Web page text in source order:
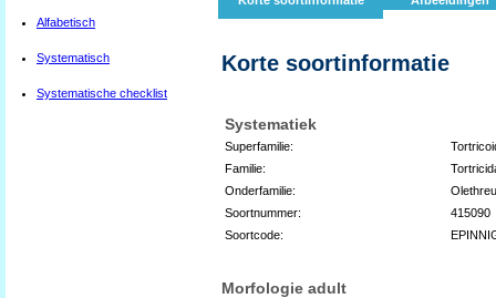
Alfabetisch
Systematisch
Systematische checklist
Korte soortinformatie
Systematiek
Superfamilie:
Familie:
Onderfamilie:
Soortnummer:
415090
Soortcode:
Morfologie adult